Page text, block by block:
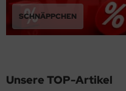
SCHNÄPPCHEN
Unsere TOP-Artikel
/ Airbox